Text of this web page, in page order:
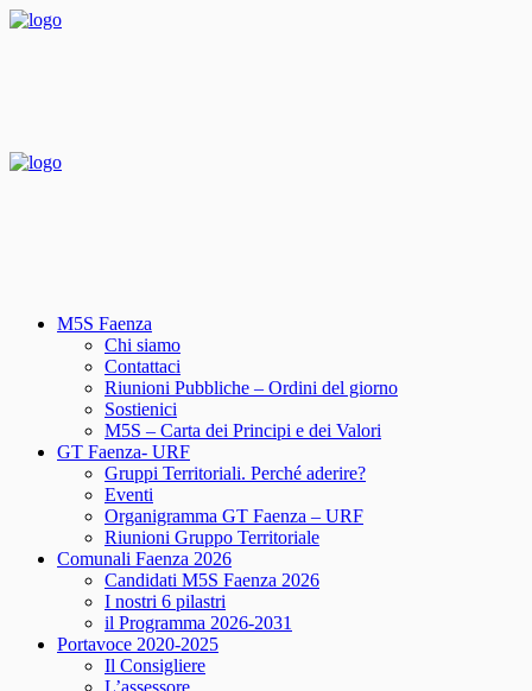
M5S Faenza
Chi siamo
Contattaci
Riunioni Pubbliche – Ordini del giorno
Sostienici
M5S – Carta dei Principi e dei Valori
GT Faenza- URF
Gruppi Territoriali. Perché aderire?
Eventi
Organigramma GT Faenza – URF
Riunioni Gruppo Territoriale
Comunali Faenza 2026
Candidati M5S Faenza 2026
I nostri 6 pilastri
il Programma 2026-2031
Portavoce 2020-2025
Il Consigliere
L’assessore